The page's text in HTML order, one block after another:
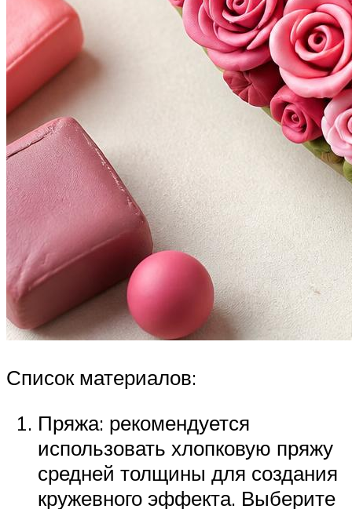
Список материалов:
Пряжа: рекомендуется
использовать хлопковую пряжу
средней толщины для создания
кружевного эффекта. Выберите